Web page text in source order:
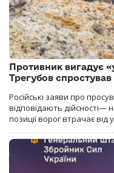
Противник вигадує
Трегубов спростував
Російські заяви про
відповідають дійсності—
позиції ворог втрачає від